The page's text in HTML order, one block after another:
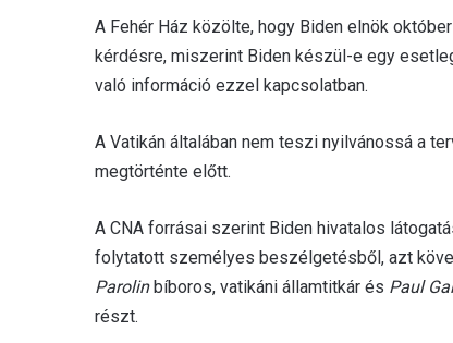
A Fehér Ház közölte, hogy Biden elnök
kérdésre, miszerint Biden készül-e egy
való információ ezzel kapcsolatban.
A Vatikán általában nem teszi nyilvánossá a
megtörténte előtt.
A CNA forrásai szerint Biden hivatalos
folytatott személyes beszélgetésből, azt
Parolinbíboros, vatikáni államtitkár és Paul
részt.